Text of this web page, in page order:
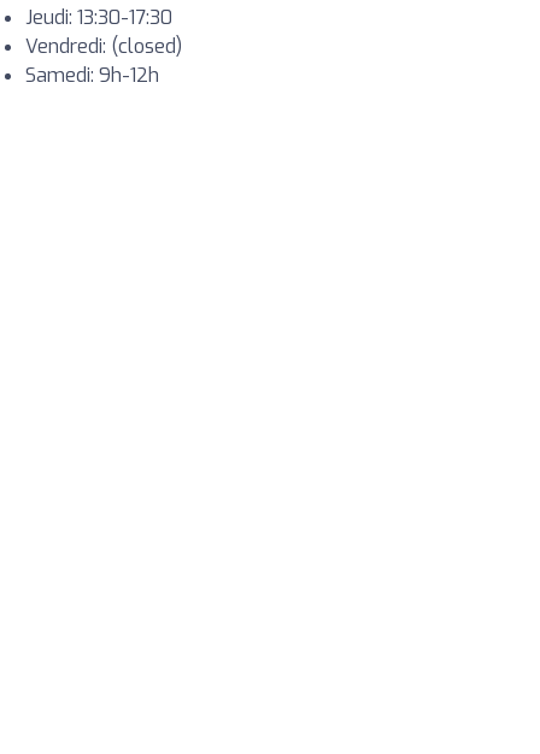
Jeudi: 13:30-17:30
Vendredi: (closed)
Samedi: 9h-12h